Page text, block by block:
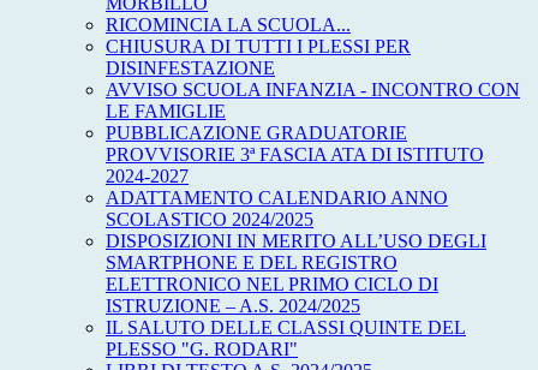
RICOMINCIA LA SCUOLA...
CHIUSURA DI TUTTI I PLESSI PER
DISINFESTAZIONE
AVVISO SCUOLA INFANZIA - INCONTRO CON
LE FAMIGLIE
PUBBLICAZIONE GRADUATORIE
PROVVISORIE 3ª FASCIA ATA DI ISTITUTO
2024-2027
ADATTAMENTO CALENDARIO ANNO
SCOLASTICO 2024/2025
DISPOSIZIONI IN MERITO ALL’USO DEGLI
SMARTPHONE E DEL REGISTRO
ELETTRONICO NEL PRIMO CICLO DI
ISTRUZIONE – A.S. 2024/2025
IL SALUTO DELLE CLASSI QUINTE DEL
PLESSO "G. RODARI"